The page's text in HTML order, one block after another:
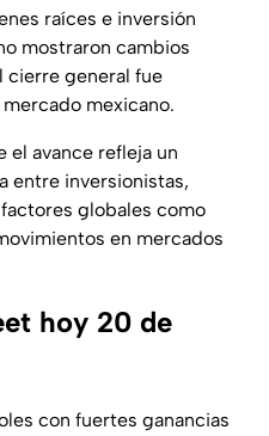
raíces e inversión
mostraron cambios
cierre general fue
mexicano.
el avance refleja un
entre inversionistas,
globales como
en mercados
hoy 20 de
con fuertes ganancias